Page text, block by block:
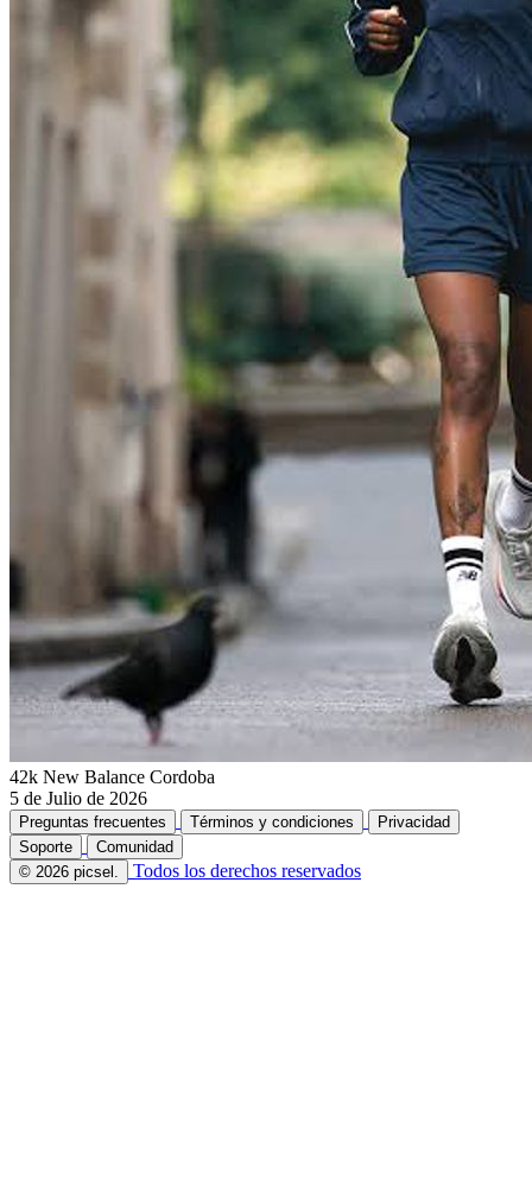
42k New Balance Cordoba
5 de Julio de 2026
Preguntas frecuentes Términos y condiciones
Privacidad
Soporte
Comunidad
© 2026 picsel.
Todos los derechos reservados